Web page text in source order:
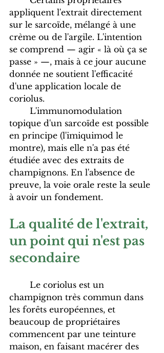
appliquent l'extrait directement
sur le sarcoïde, mélangé à une
crème ou de l'argile. L'intention
se comprend — agir « là où ça se
passe » —, mais à ce jour aucune
donnée ne soutient l'efficacité
d'une application locale de
topique d'un sarcoïde est possible
en principe (l'imiquimod le
montre), mais elle n'a pas été
étudiée avec des extraits de
champignons. En l'absence de
preuve, la voie orale reste la seule
à avoir un fondement.
La qualité de l'extrait,
un point qui n'est pas
secondaire
champignon très commun dans
les forêts européennes, et
beaucoup de propriétaires
commencent par une teinture
maison, en faisant macérer des